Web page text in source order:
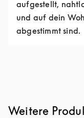
aufgestellt,
und auf dein
abgestimmt sind.
Weitere